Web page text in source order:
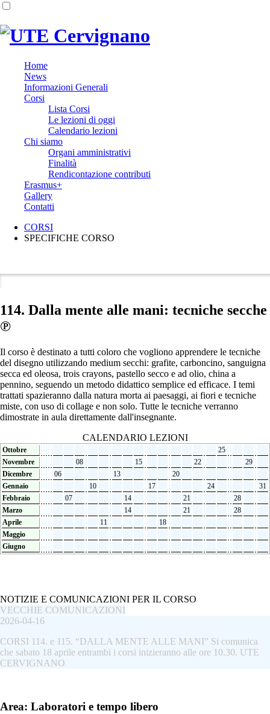
Home
News
Informazioni Generali
Corsi
Lista Corsi
Le lezioni di oggi
Calendario lezioni
Chi siamo
Organi amministrativi
Finalità
Rendicontazione contributi
Erasmus+
Gallery
Contatti
CORSI
SPECIFICHE CORSO
114. Dalla mente alle mani: tecniche secche
℗
Il corso è destinato a tutti coloro che vogliono apprendere le tecniche
del disegno utilizzando medium secchi: grafite, carboncino, sanguigna
secca ed oleosa, trois crayons, pastello secco e ad olio, china a
pennino, seguendo un metodo didattico semplice ed efficace. I temi
trattati spazieranno dalla natura morta ai paesaggi, ai fiori e tecniche
miste, con uso di collage e non solo. Tutte le tecniche verranno
dimostrate in aula direttamente dall'insegnante.
CALENDARIO LEZIONI
Ottobre
25
Novembre
08 15 22
29
Dicembre
06 13
20
Gennaio
10 17 24
31
Febbraio
07 14 21
28
Marzo
14 21
28
Aprile
11
18
Maggio
Giugno
NOTIZIE E COMUNICAZIONI PER IL CORSO
VECCHIE COMUNICAZIONI
2026-04-16
CORSI 114. e 115. “DALLA MENTE ALLE MANI” Si comunica
che sabato 18 aprile entrambi i corsi inizieranno alle ore 10.30. UTE
CERVIGNANO
Area: Laboratori e tempo libero